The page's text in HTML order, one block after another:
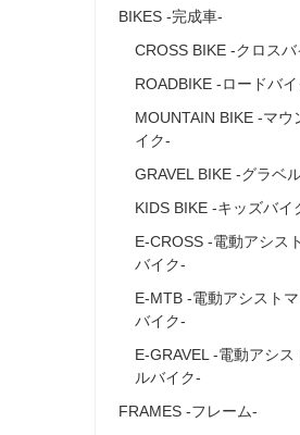
BIKES ‐完成車‐
CROSS BIKE -クロスバ
ROADBIKE -ロードバ
MOUNTAIN BIKE -マウ
イク-
GRAVEL BIKE -グラベ
KIDS BIKE -キッズバイ
E‐CROSS ‐電動アシス
バイク‐
E-MTB -電動アシスト
バイク‐
E‐GRAVEL ‐電動アシ
ルバイク‐
FRAMES ‐フレーム‐